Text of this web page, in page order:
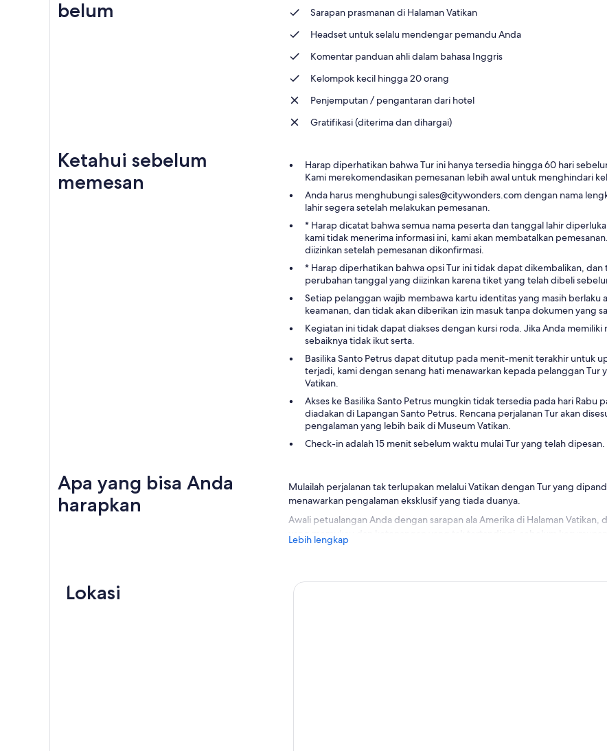
belum
Sarapan prasmanan di Halaman Vatikan
Headset untuk selalu mendengar pemandu Anda
Komentar panduan ahli dalam bahasa Inggris
Kelompok kecil hingga 20 orang
Penjemputan / pengantaran dari hotel
Gratifikasi (diterima dan dihargai)
Ketahui sebelum
memesan
Harap diperhatikan bahwa Tur ini hanya tersedia hingga 60 hari
Kami merekomendasikan pemesanan lebih awal untuk menghindari
Anda harus menghubungi sales@citywonders.com dengan nama
lahir segera setelah melakukan pemesanan.
* Harap dicatat bahwa semua nama peserta dan tanggal lahir
kami tidak menerima informasi ini, kami akan membatalkan
diizinkan setelah pemesanan dikonfirmasi.
* Harap diperhatikan bahwa opsi Tur ini tidak dapat dikembalikan, dan
perubahan tanggal yang diizinkan karena tiket yang telah dibeli
Setiap pelanggan wajib membawa kartu identitas yang masih berlaku
keamanan, dan tidak akan diberikan izin masuk tanpa dokumen yang
Kegiatan ini tidak dapat diakses dengan kursi roda. Jika Anda
sebaiknya tidak ikut serta.
Basilika Santo Petrus dapat ditutup pada menit-menit terakhir untuk
terjadi, kami dengan senang hati menawarkan kepada pelanggan Tur
Vatikan.
Akses ke Basilika Santo Petrus mungkin tidak tersedia pada hari Rabu
diadakan di Lapangan Santo Petrus. Rencana perjalanan Tur akan
pengalaman yang lebih baik di Museum Vatikan.
Check-in adalah 15 menit sebelum waktu mulai Tur yang telah dipesan.
Apa yang bisa Anda
harapkan
Mulailah perjalanan tak terlupakan melalui Vatikan dengan Tur yang
menawarkan pengalaman eksklusif yang tiada duanya.
Awali petualangan Anda dengan sarapan ala Amerika di Halaman
yang memukau dan ketenangan yang tak tertandingi, sebelum kerumunan
yang telah berusia berabad-abad.
Lebih lengkap
Lokasi